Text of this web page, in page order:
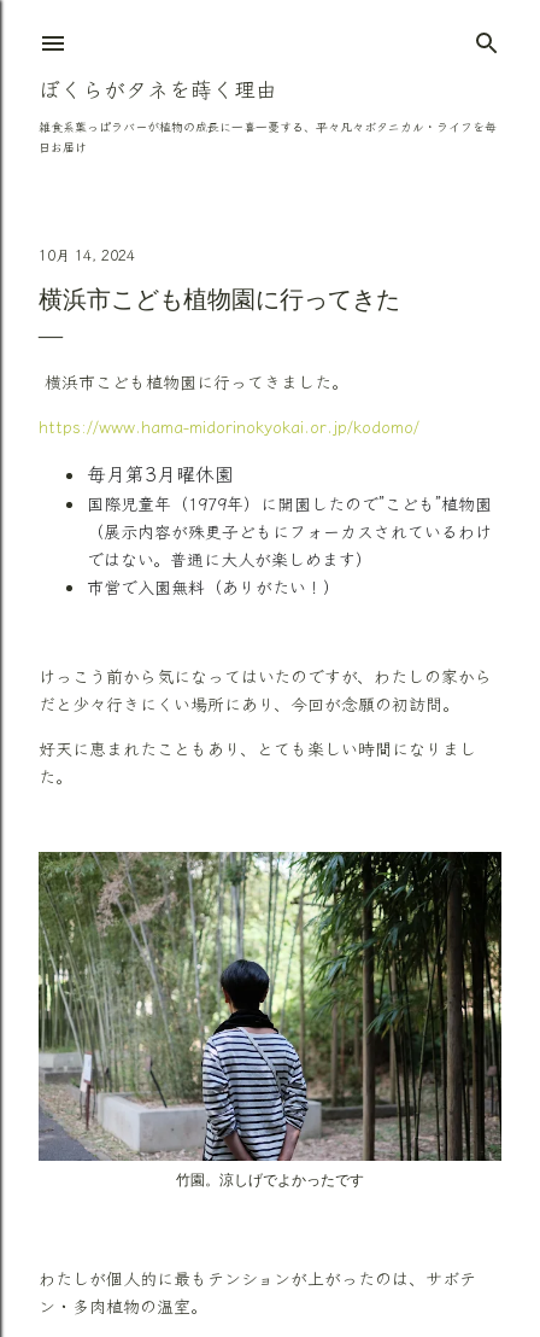
スキップしてメイン コンテンツに移動
ぼくらがタネを蒔く理由
雑食系葉っぱラバーが植物の成長に一喜一憂する、平々凡々ボタニカル・ライフを毎
日お届け
10月 14, 2024
横浜市こども植物園に行ってきた
横浜市こども植物園に行ってきました。
https://www.hama-midorinokyokai.or.jp/kodomo/
毎月第3月曜休園
国際児童年（1979年）に開園したので”こども”植物園
（展示内容が殊更子どもにフォーカスされているわけ
ではない。普通に大人が楽しめます）
市営で入園無料（ありがたい！）
けっこう前から気になってはいたのですが、わたしの家から
だと少々行きにくい場所にあり、今回が念願の初訪問。
好天に恵まれたこともあり、とても楽しい時間になりまし
た。
竹園。涼しげでよかったです
わたしが個人的に最もテンションが上がったのは、サボテ
ン・多肉植物の温室。